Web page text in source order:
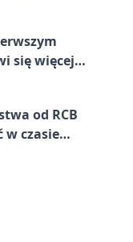
się więcej
od RCB
w czasie